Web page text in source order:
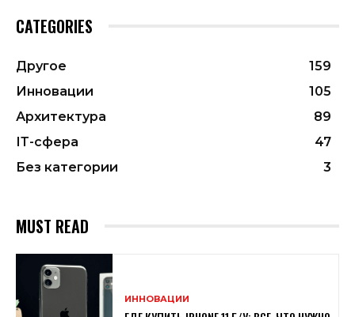
CATEGORIES
Другое
159
Инновации
105
Архитектура
89
ІТ-сфера
47
Без категории
3
MUST READ
ИННОВАЦИИ